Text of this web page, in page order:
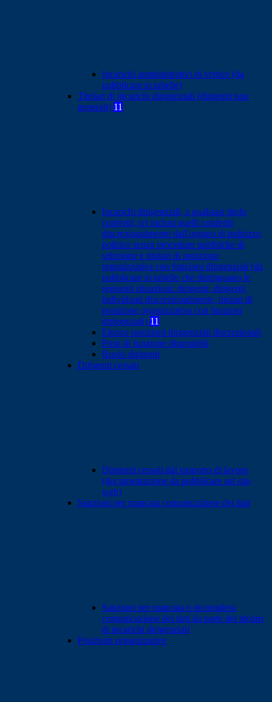
Incarichi amministrativi di vertice (da
pubblicare in tabelle)
Titolari di incarichi dirigenziali (dirigenti non
generali) 11
Incarichi dirigenziali, a qualsiasi titolo
conferiti, ivi inclusi quelli conferiti
discrezionalmente dall'organo di indirizzo
politico senza procedure pubbliche di
selezione e titolari di posizione
organizzativa con funzioni dirigenziali (da
pubblicare in tabelle che distinguano le
seguenti situazioni: dirigenti, dirigenti
individuati discrezionalmente, titolari di
posizione organizzativa con funzioni
dirigenziali) 11
Elenco posizioni dirigenziali discrezionali
Posti di funzione disponibili
Ruolo dirigenti
Dirigenti cessati
Dirigenti cessati dal rapporto di lavoro
(documentazione da pubblicare sul sito
web)
Sanzioni per mancata comunicazione dei dati
Sanzioni per mancata o incompleta
comunicazione dei dati da parte dei titolari
di incarichi dirigenziali
Posizioni organizzative